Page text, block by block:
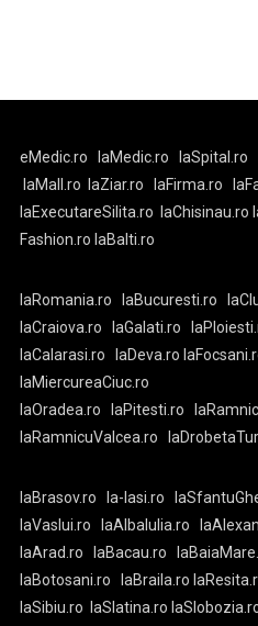
eMedic.ro laMedic.ro laSpital.ro
laMall.ro
laZiar.ro laFirma.ro
laExecutareSilita.ro
laChisinau.ro
Fashion.ro laBalti.ro
laRomania.ro laBucuresti.ro
laCraiova.ro
laGalati.ro
laCalarasi.ro
laDeva.ro
laMiercureaCiuc.ro
laOradea.ro
laPitesti.ro
laRamnicuValcea.ro
laBrasov.ro la-Iasi.ro
laVaslui.ro
laAlbaIulia.ro
laArad.ro
laBacau.ro
laBotosani.ro
laBraila.ro
laSibiu.ro
laSlatina.ro